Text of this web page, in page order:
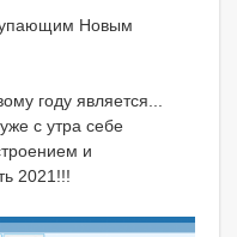
Новым
году является...
с утра себе
и
2021!!!